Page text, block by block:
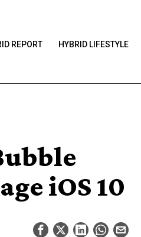
REPORT HYBRID LIFESTYLE
iOS 10